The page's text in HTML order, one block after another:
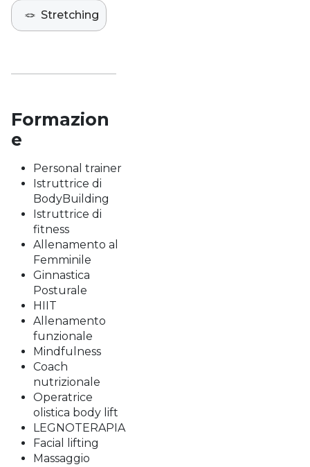
🪢 Stretching
Formazion
e
Personal trainer
Istruttrice di
BodyBuilding
Istruttrice di
fitness
Allenamento al
Femminile
Ginnastica
Posturale
HIIT
Allenamento
funzionale
Mindfulness
Coach
nutrizionale
Operatrice
olistica body lift
LEGNOTERAPIA
Facial lifting
Massaggio